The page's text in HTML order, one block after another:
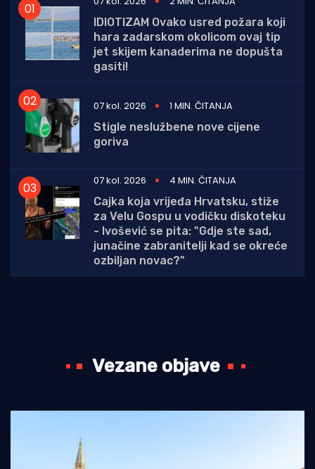
IDIOTIZAM Ovako usred požara koji
hara zadarskom okolicom ovaj tip
jet skijem kanaderima ne dopušta
gasiti!
07 kol. 2026
1 MIN. ČITANJA
Stigle neslužbene nove cijene
goriva
07 kol. 2026
4 MIN. ČITANJA
Cajka koja vrijeđa Hrvatsku, stiže
za Velu Gospu u vodičku diskoteku
- Ivošević se pita: "Gdje ste sad,
junačine zabranitelji kad se okreće
ozbiljan novac?"
Vezane objave